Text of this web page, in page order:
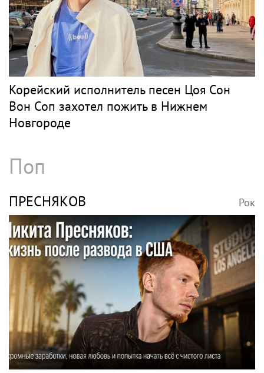
Корейский исполнитель песен Цоя Сон
Вон Соп захотел пожить в Нижнем
Новгороде
Поп
ПРЕСНЯКОВ Рок